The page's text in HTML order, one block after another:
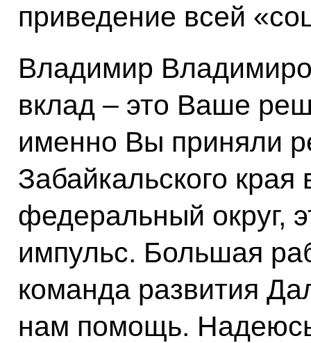
приведение всей
Владимир
вклад – это Ваше
именно Вы приняли
Забайкальского
федеральный округ,
импульс. Большая
команда развития
нам помощь.